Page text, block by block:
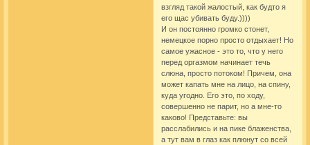
взгляд такой жалостый, как будто я
его щас убивать буду.))))
И он постоянно громко стонет,
немецкое порно просто отдыхает! Но
самое ужасное - это то, что у него
перед оргазмом начинает течь
слюна, просто потоком! Причем, она
может капать мне на лицо, на спину,
куда угодно. Его это, по ходу,
совершенно не парит, но а мне-то
каково! Представьте: вы
расслабились и на пике блаженства,
а тут вам в глаз как плюнут со всей